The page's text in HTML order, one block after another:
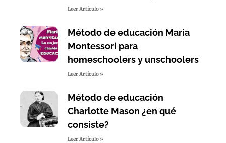
Leer Artículo »
Método de educación María
Montessori para
homeschoolers y unschoolers
Leer Artículo »
Método de educación
Charlotte Mason ¿en qué
consiste?
Leer Artículo »